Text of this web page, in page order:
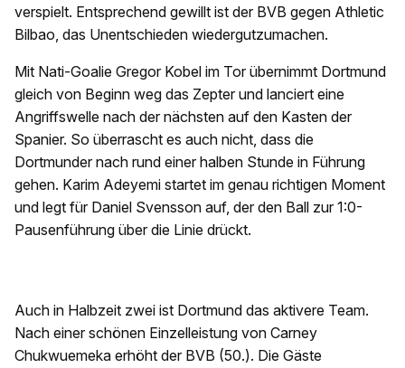
verspielt. Entsprechend gewillt ist der BVB gegen Athletic
Bilbao, das Unentschieden wiedergutzumachen.
Mit Nati-Goalie Gregor Kobel im Tor übernimmt Dortmund
gleich von Beginn weg das Zepter und lanciert eine
Angriffswelle nach der nächsten auf den Kasten der
Spanier. So überrascht es auch nicht, dass die
Dortmunder nach rund einer halben Stunde in Führung
gehen. Karim Adeyemi startet im genau richtigen Moment
und legt für Daniel Svensson auf, der den Ball zur 1:0-
Pausenführung über die Linie drückt.
Auch in Halbzeit zwei ist Dortmund das aktivere Team.
Nach einer schönen Einzelleistung von Carney
Chukwuemeka erhöht der BVB (50.). Die Gäste